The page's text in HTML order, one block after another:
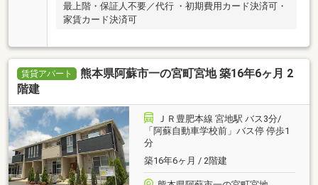
最上階・保証人不要／代行 ・初期費用カード決済可・
家賃カード決済可
賃貸アパート
熊本県阿蘇市一の宮町宮地 築16年6ヶ月 2
階建
ＪＲ豊肥本線 宮地駅 バス3分/
「阿蘇自動車学校前」バス停 停歩1
分
築16年6ヶ月 / 2階建